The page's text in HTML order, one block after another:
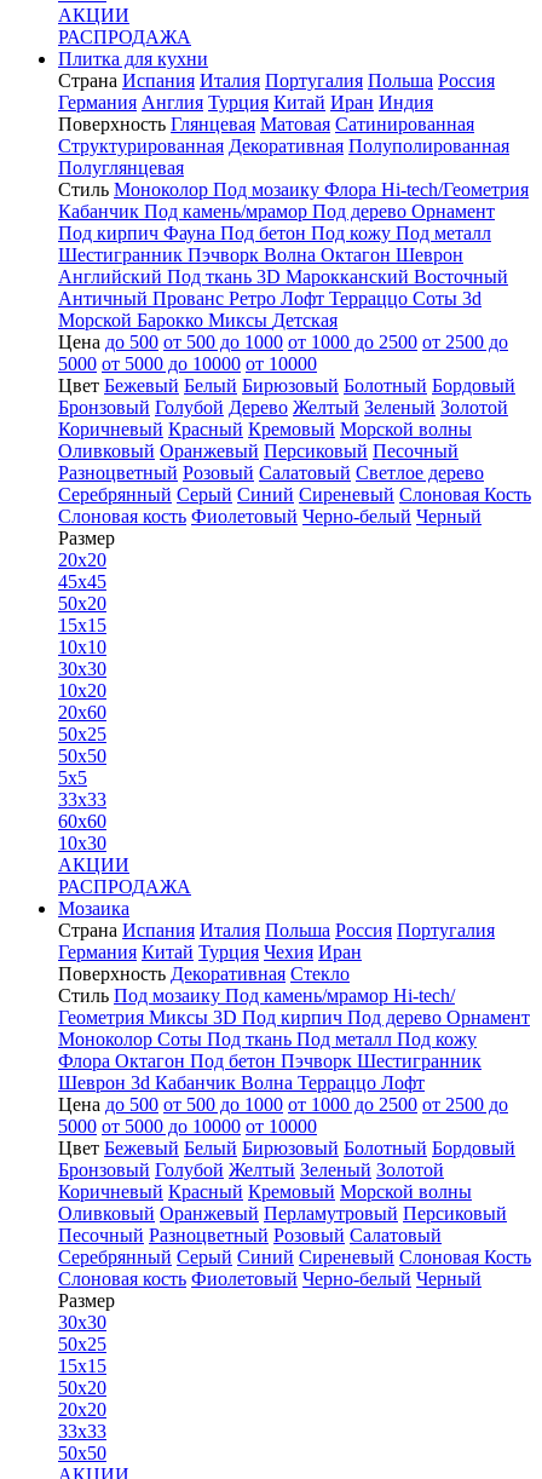
АКЦИИ
РАСПРОДАЖА
Плитка для кухни
Страна Испания Италия Португалия Польша Россия
Германия Англия Турция Китай Иран Индия
Поверхность Глянцевая Матовая Сатинированная
Структурированная Декоративная Полуполированная
Полуглянцевая
Стиль Моноколор Под мозаику Флора Hi-tech/Геометрия
Кабанчик Под камень/мрамор Под дерево Орнамент
Под кирпич Фауна Под бетон Под кожу Под металл
Шестигранник Пэчворк Волна Октагон Шеврон
Английский Под ткань 3D Марокканский Восточный
Античный Прованс Ретро Лофт Терраццо Соты 3d
Морской Барокко Миксы Детская
Цена до 500 от 500 до 1000 от 1000 до 2500 от 2500 до
5000 от 5000 до 10000 от 10000
Цвет Бежевый Белый Бирюзовый Болотный Бордовый
Бронзовый Голубой Дерево Желтый Зеленый Золотой
Коричневый Красный Кремовый Морской волны
Оливковый Оранжевый Персиковый Песочный
Разноцветный Розовый Салатовый Светлое дерево
Серебрянный Серый Синий Сиреневый Слоновая Кость
Слоновая кость Фиолетовый Черно-белый Черный
Размер
20x20
45x45
50x20
15x15
10x10
30x30
10x20
20x60
50x25
50x50
5x5
33x33
60x60
10x30
АКЦИИ
РАСПРОДАЖА
Мозаика
Страна Испания Италия Польша Россия Португалия
Германия Китай Турция Чехия Иран
Поверхность Декоративная Стекло
Стиль Под мозаику Под камень/мрамор Hi-tech/
Геометрия Миксы 3D Под кирпич Под дерево Орнамент
Моноколор Соты Под ткань Под металл Под кожу
Флора Октагон Под бетон Пэчворк Шестигранник
Шеврон 3d Кабанчик Волна Терраццо Лофт
Цена до 500 от 500 до 1000 от 1000 до 2500 от 2500 до
5000 от 5000 до 10000 от 10000
Цвет Бежевый Белый Бирюзовый Болотный Бордовый
Бронзовый Голубой Желтый Зеленый Золотой
Коричневый Красный Кремовый Морской волны
Оливковый Оранжевый Перламутровый Персиковый
Песочный Разноцветный Розовый Салатовый
Серебрянный Серый Синий Сиреневый Слоновая Кость
Слоновая кость Фиолетовый Черно-белый Черный
Размер
30x30
50x25
15x15
50x20
20x20
33x33
50x50
АКЦИИ